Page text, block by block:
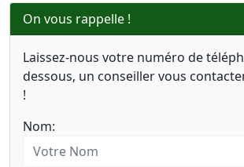
On vous rappelle !
Laissez-nous votre numéro de
dessous, un conseiller vous
!
Nom: